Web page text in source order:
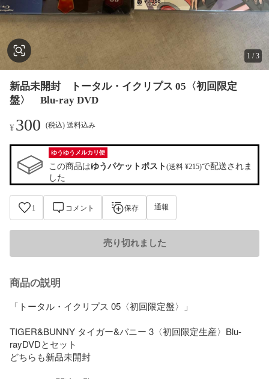
1 /3
新品未開封 トータル・イクリプス 05〈初回限定
盤〉 Blu-ray DVD
¥300 (税込) 送料込み
ゆうゆうメルカリ便
この商品はゆうパケットポスト(送料 ¥215)で配送されま
した
1 コメント 保存 通報
売り切れました
商品の説明
「トータル・イクリプス 05〈初回限定盤〉」
TIGER&BUNNY タイガー&バニー 3〈初回限定生産〉Blu-
rayDVDとセット
どちらも新品未開封